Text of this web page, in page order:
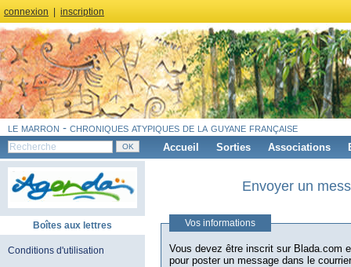
connexion inscription
le marron - chroniques atypiques de la guyane française
Accueil Sorties Associations
Boîtes aux lettres
Conditions d'utilisation
Envoyer un
Vos informations
Vous devez être inscrit sur Blada.com
pour poster un message dans le